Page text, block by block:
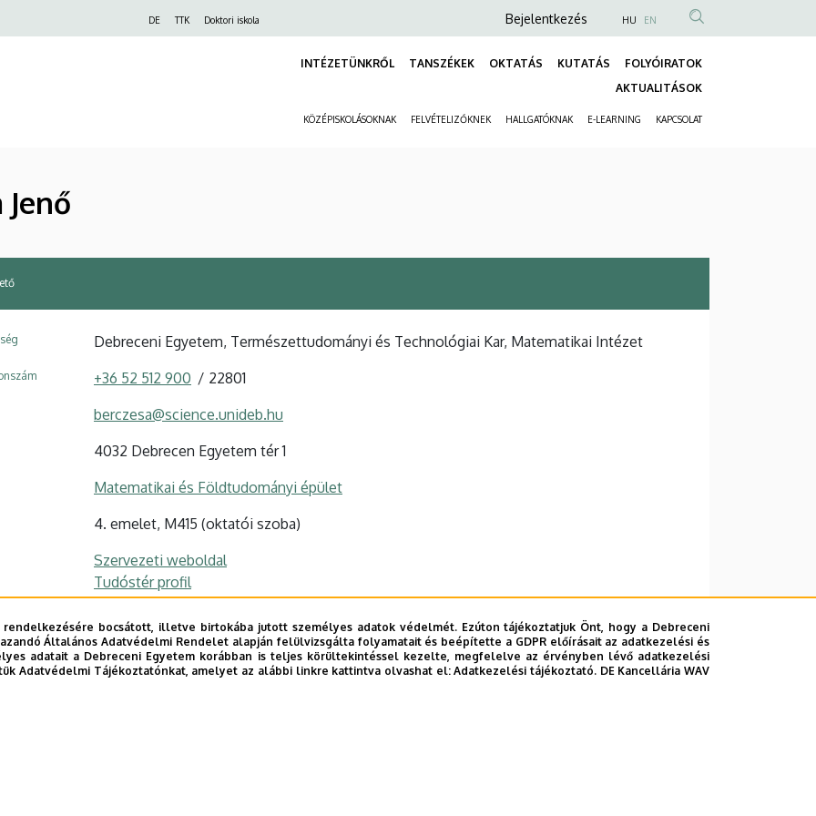
DE TTK Doktori iskola
Anonim
fiók
Bejelentkezés HU EN
INTÉZETÜNKRŐL TANSZÉKEK OKTATÁS KUTATÁS
FOLYÓIRATOK
AKTUALITÁSOK
KÖZÉPISKOLÁSOKNAK FELVÉTELIZŐKNEK HALLGATÓKNAK E-LEARNING KAPCSOLAT
Debreceni Egyetem, Természettudományi és Technológiai Kar, Matematikai Intézet
+36 52 512 900 22801
berczesa@science.unideb.hu
4032 Debrecen Egyetem tér 1
Matematikai és Földtudományi épület
4. emelet, M415 (oktatói szoba)
Szervezeti weboldal
Tudóstér profil
bocsátott, illetve birtokába jutott személyes adatok védelmét. Ezúton tájékoztatjuk Önt, hogy a Debreceni
Általános Adatvédelmi Rendelet alapján felülvizsgálta folyamatait és beépítette a GDPR előírásait az adatkezelési és
adatait a Debreceni Egyetem korábban is teljes körültekintéssel kezelte, megfelelve az érvényben lévő adatkezelési
Adatvédelmi Tájékoztatónkat, amelyet az alábbi linkre kattintva olvashat el:Adatkezelési tájékoztató. DE Kancellária WAV